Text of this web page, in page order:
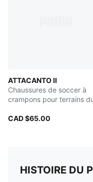
ATTACANTO II
Chaussures de soccer à
crampons pour terrains
CAD $65.00
HISTOIRE DU